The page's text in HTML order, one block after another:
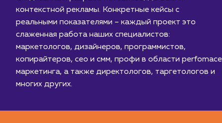
От дизайна и разработки сайтов, до SEO и
контекстной рекламы. Конкретные кейсы с
реальными показателями – каждый проект это
слаженная работа наших специалистов:
маркетологов, дизайнеров, программистов,
копирайтеров, сео и смм, профи в области
маркетинга, а также директологов,